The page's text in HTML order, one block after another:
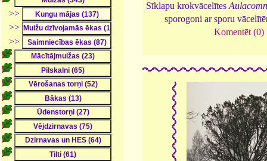
>>
>>
>>
Sīklapu krokvācelītes
sporogoni ar sporu
Komentēt (0)